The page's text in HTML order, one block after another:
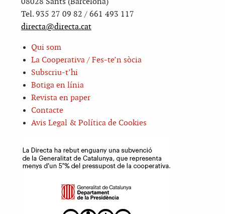
Tel. 935 27 09 82 / 661 493 117
directa@directa.cat
Qui som
La Cooperativa / Fes-te’n sòcia
Subscriu-t’hi
Botiga en línia
Revista en paper
Contacte
Avis Legal & Política de Cookies